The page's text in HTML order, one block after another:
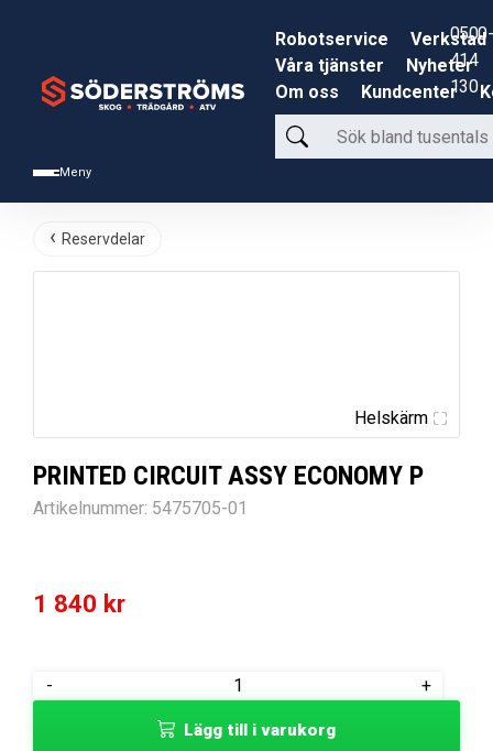
Meny
Robotservice
Verkstad
Våra tjänster
Nyheter
Om oss
Kundcenter
Sök
bland
produkter
0500-
414
130
Reservdelar
Helskärm
PRINTED CIRCUIT ASSY ECONOMY P
Artikelnummer: 5475705-01
1 840 kr
-
PRINTED
+
Lägg till i varukorg